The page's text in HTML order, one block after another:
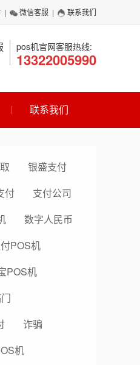
| 微信客服 | 联系我们
pos机官网客服热线:
13322005990
联系我们
银盛支付
付
支付公司
数字人民币
POS机
POS机
诈骗
机